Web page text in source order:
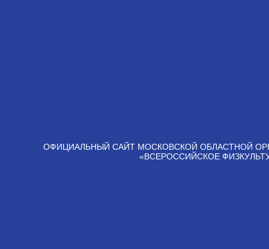
ОФИЦИАЛЬНЫЙ САЙТ МОСКОВСКОЙ ОБЛАСТНОЙ
«ВСЕРОССИЙСКОЕ